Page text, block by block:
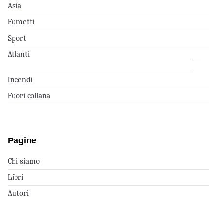
Asia
Fumetti
Sport
Atlanti
Incendi
Fuori collana
Pagine
Chi siamo
Libri
Autori